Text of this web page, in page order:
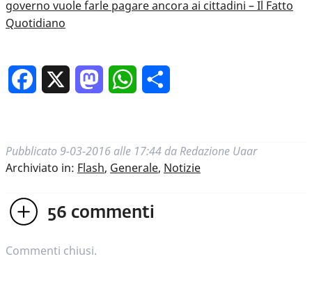
governo vuole farle pagare ancora ai cittadini – Il Fatto
Quotidiano
Facebook MastodonWhatsApp
Pubblicato 9-03-2016 alle 17:44 da Redazione Uaar
Archiviato in: Flash, Generale, Notizie
56 commenti
Commenti chiusi.